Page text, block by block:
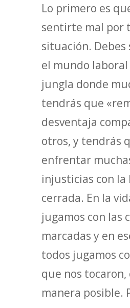
Lo primero es
sentirte mal por
situación. Debes
el mundo laboral
jungla donde
tendrás que
desventaja
otros, y tendrás
enfrentar
injusticias con la
cerrada. En la
jugamos con las
marcadas y en
todos jugamos
que nos
manera posible.